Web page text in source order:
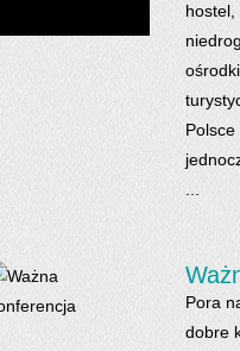
...
Pora
dobre